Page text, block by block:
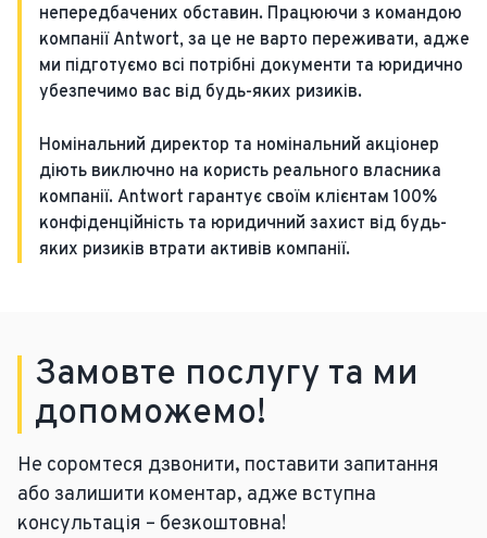
непередбачених обставин. Працюючи з командою
компанії Antwort, за це не варто переживати, адже
ми підготуємо всі потрібні документи та юридично
убезпечимо вас від будь-яких ризиків.
Номінальний директор та номінальний акціонер
діють виключно на користь реального власника
компанії. Antwort гарантує своїм клієнтам 100%
конфіденційність та юридичний захист від будь-
яких ризиків втрати активів компанії.
Замовте послугу та ми
допоможемо!
Не соромтеся дзвонити, поставити запитання
або залишити коментар, адже вступна
консультація – безкоштовна!